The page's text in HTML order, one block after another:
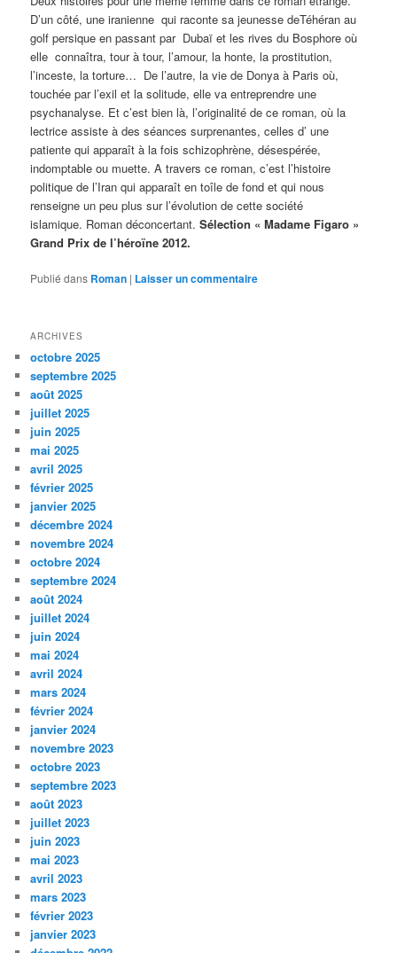
D’un côté, une iranienne qui raconte sa jeunesse deTéhéran au
golf persique en passant par Dubaï et les rives du Bosphore où
elle connaîtra, tour à tour, l’amour, la honte, la prostitution,
l’inceste, la torture… De l’autre, la vie de Donya à Paris où,
touchée par l’exil et la solitude, elle va entreprendre une
psychanalyse. Et c’est bien là, l’originalité de ce roman, où la
lectrice assiste à des séances surprenantes, celles d’ une
patiente qui apparaît à la fois schizophrène, désespérée,
indomptable ou muette. A travers ce roman, c’est l’histoire
politique de l’Iran qui apparaît en toîle de fond et qui nous
renseigne un peu plus sur l’évolution de cette société
islamique. Roman déconcertant.Sélection « Madame Figaro »
Grand Prix de l’héroïne 2012.
Publié dans Roman | Laisser un commentaire
ARCHIVES
octobre 2025
septembre 2025
août 2025
juillet 2025
juin 2025
mai 2025
avril 2025
février 2025
janvier 2025
décembre 2024
novembre 2024
octobre 2024
septembre 2024
août 2024
juillet 2024
juin 2024
mai 2024
avril 2024
mars 2024
février 2024
janvier 2024
novembre 2023
octobre 2023
septembre 2023
août 2023
juillet 2023
juin 2023
mai 2023
avril 2023
mars 2023
février 2023
janvier 2023